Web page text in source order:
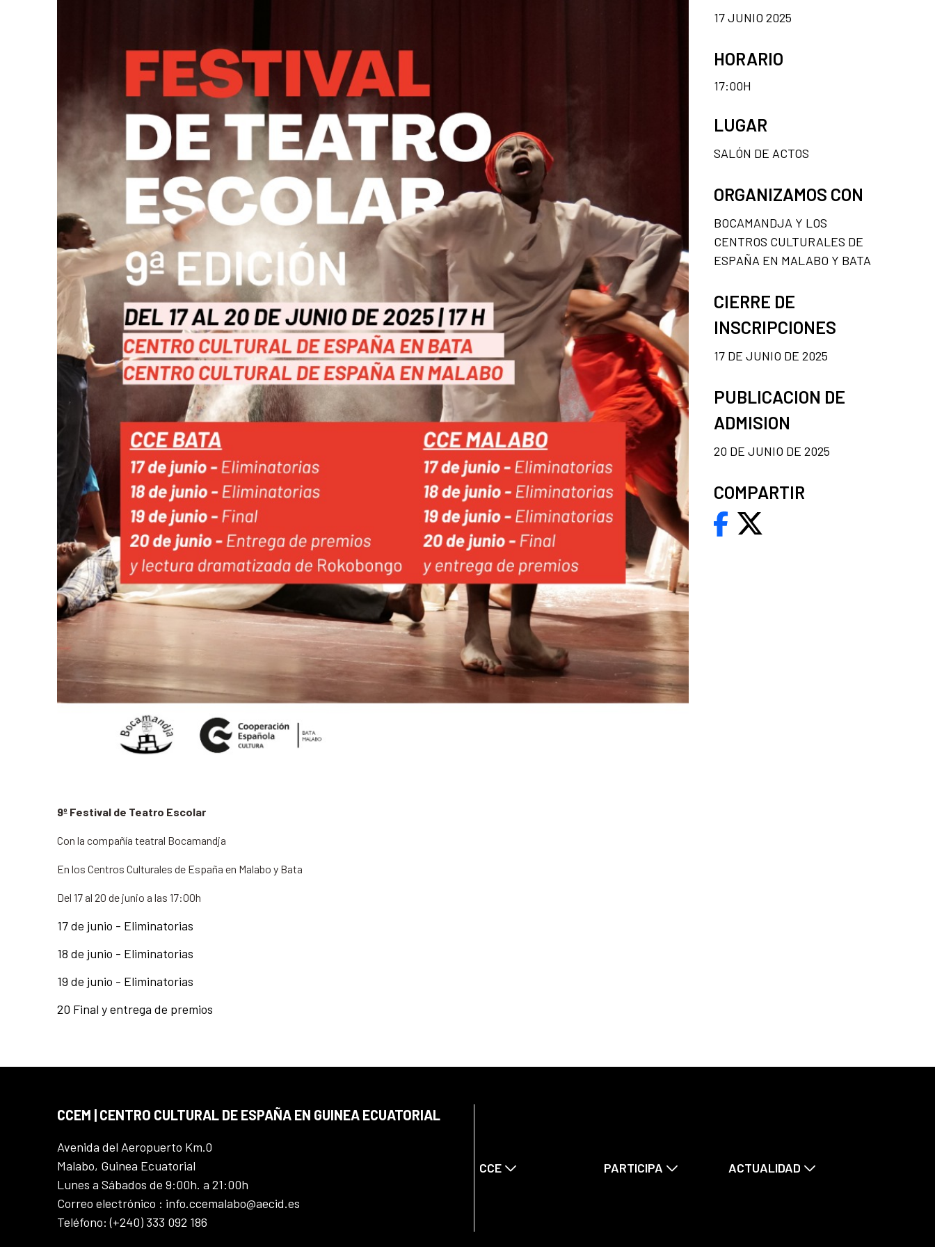
9º Festival de Teatro Escolar
Con la compañía teatral Bocamandja
En los Centros Culturales de España en Malabo y Bata
Del 17 al 20 de junio a las 17:00h
17 de junio - Eliminatorias
18 de junio - Eliminatorias
19 de junio - Eliminatorias
20 Final y entrega de premios
17 JUNIO 2025
HORARIO
17:00H
LUGAR
SALÓN DE ACTOS
ORGANIZAMOS CON
BOCAMANDJA Y LOS
CENTROS CULTURALES DE
ESPAÑA EN MALABO Y BATA
CIERRE DE
INSCRIPCIONES
17 DE JUNIO DE 2025
PUBLICACION DE
ADMISION
20 DE JUNIO DE 2025
COMPARTIR
CCEM | CENTRO CULTURAL DE ESPAÑA EN GUINEA ECUATORIAL
Avenida del Aeropuerto Km.0
Malabo, Guinea Ecuatorial
Lunes a Sábados de 9:00h. a 21:00h
Correo electrónico : info.ccemalabo@aecid.es
Teléfono: (+240) 333 092 186
CCE PARTICIPA ACTUALIDAD